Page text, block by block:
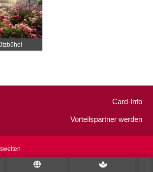
Card-Info
Vorteilspartner werden